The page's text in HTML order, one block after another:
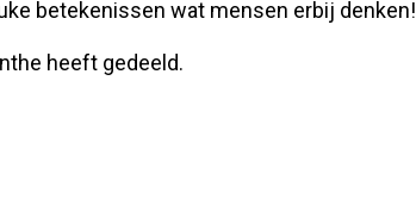
betekenissen wat mensen erbij denken!
heeft gedeeld.